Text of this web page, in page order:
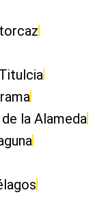
Titulcia
la Alameda